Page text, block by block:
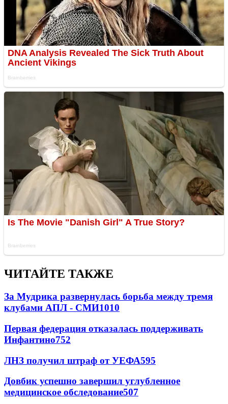
ЧИТАЙТЕ ТАКЖЕ
За Мудрика развернулась борьба между тремя
клубами АПЛ - СМИ1010
Первая федерация отказалась поддерживать
Инфантино752
ЛНЗ получил штраф от УЕФА595
Довбик успешно завершил углубленное
медицинское обследование507